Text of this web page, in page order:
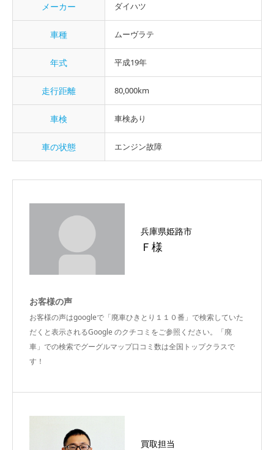
メーカー ダイハツ
車種 ムーヴラテ
年式 平成19年
走行距離 80,000km
車検 車検あり
車の状態 エンジン故障
兵庫県姫路市
Ｆ様
お客様の声
お客様の声はgoogleで「廃車ひきとり１１０番」で検索していた
だくと表示されるGoogle のクチコミをご参照ください。「廃
車」での検索でグーグルマップ口コミ数は全国トップクラスで
す！
買取担当